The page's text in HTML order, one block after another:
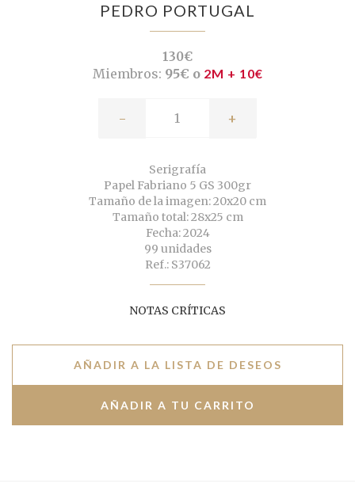
PEDRO PORTUGAL
130€
Miembros: 95€ o 2M + 10€
- +
Serigrafía
Papel Fabriano 5 GS 300gr
Tamaño de la imagen: 20x20 cm
Tamaño total: 28x25 cm
Fecha: 2024
99 unidades
Ref.: S37062
NOTAS CRÍTICAS
AÑADIR A LA LISTA DE DESEOS